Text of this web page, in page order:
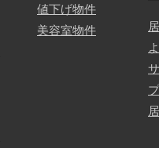
値下げ物件
美容室物件